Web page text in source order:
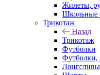
Жилеты,
Школьные
Трикотаж
Назад
Трикотаж
Футболки
Футболки,
Лонгсливы